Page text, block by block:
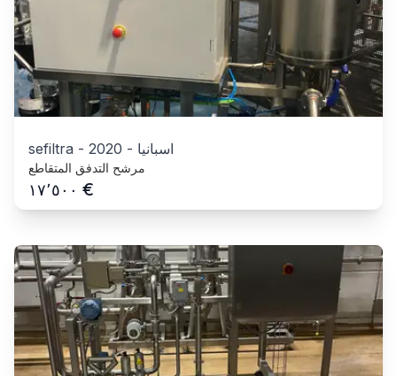
sefiltra - 2020 - اسبانيا
مرشح التدفق المتقاطع
١٧٬٥٠٠ €